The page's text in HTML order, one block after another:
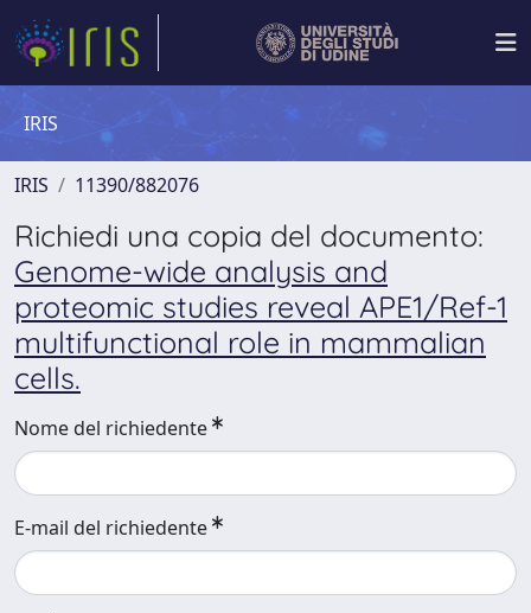
IRIS
IRIS 11390/882076
Richiedi una copia del documento:
Genome-wide analysis and
proteomic studies reveal APE1/Ref-1
multifunctional role in mammalian
cells.
Nome del richiedente
E-mail del richiedente